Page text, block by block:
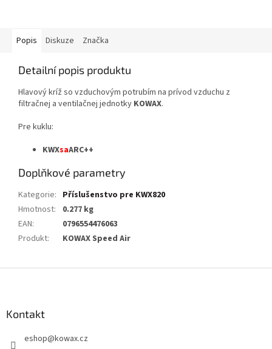
Popis Diskuze Značka
Detailní popis produktu
Hlavový kríž so vzduchovým potrubím na prívod vzduchu z
filtračnej a ventilačnej jednotky KOWAX.
Pre kuklu:
KWXsaARC++
Doplňkové parametry
Kategorie: Příslušenstvo pre KWX820
Hmotnost:
0.277 kg
EAN:
0796554476063
Produkt: KOWAX Speed Air
Kontakt
eshop@kowax.cz